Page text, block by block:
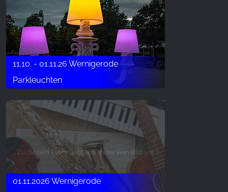
11.10. - 01.11.26 Wernigerode
Parkleuchten
01.11.2026 Wernigerode